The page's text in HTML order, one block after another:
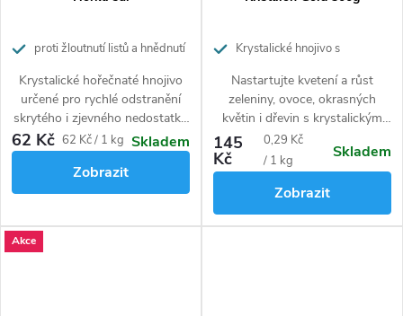
proti žloutnutí listů a hnědnutí
Krystalické hořečnaté hnojivo
určené pro rychlé odstranění
skrytého i zjevného nedostatku
hořčíku. Nedostatek hořčíku se
projevuje hnědnutím a
zvýšeným opadáváním jehličí
nebo žloutnutím listů.
vhodné pro všechny rostliny na
62 Kč Měrná
62 Kč / 1 kg Skladem
Zobrazit
Krystalické hnojivo s
Nastartujte kvetení a růst
zeleniny, ovoce, okrasných
květin i dřevin s krystalickým
hnojivem Kristalon Gold.
Hnojivo s moderní recepturou
obsahuje unikátní formu
fosforu, která je pro rostliny
velmi snadno přijatelná.
Kristalon Gold obsahuje
145
Kč
Měrná
cena:
0,29 Kč
/ 1 kg
Skladem
Zobrazit
Akce